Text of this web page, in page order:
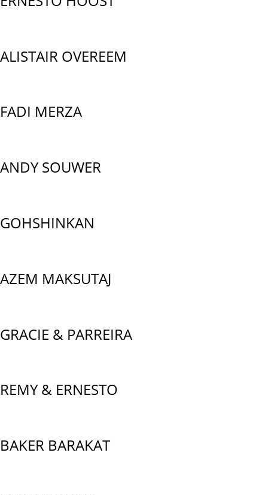
ALISTAIR OVEREEM
FADI MERZA
ANDY SOUWER
GOHSHINKAN
AZEM MAKSUTAJ
GRACIE & PARREIRA
REMY & ERNESTO
BAKER BARAKAT